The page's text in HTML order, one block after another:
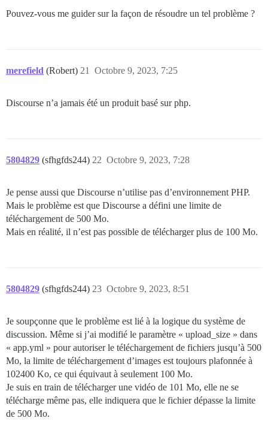
Pouvez-vous me guider sur la façon de résoudre un tel problème ?
merefield (Robert) Octobre 9, 2023, 7:25
21
Discourse n’a jamais été un produit basé sur php.
5804829 (sfhgfds244) Octobre 9, 2023, 7:28
22
Je pense aussi que Discourse n’utilise pas d’environnement PHP.
Mais le problème est que Discourse a défini une limite de
téléchargement de 500 Mo.
Mais en réalité, il n’est pas possible de télécharger plus de 100 Mo.
5804829 (sfhgfds244) Octobre 9, 2023, 8:51
23
Je soupçonne que le problème est lié à la logique du système de
discussion. Même si j’ai modifié le paramètre « upload_size » dans
« app.yml » pour autoriser le téléchargement de fichiers jusqu’à 500
Mo, la limite de téléchargement d’images est toujours plafonnée à
102400 Ko, ce qui équivaut à seulement 100 Mo.
Je suis en train de télécharger une vidéo de 101 Mo, elle ne se
télécharge même pas, elle indiquera que le fichier dépasse la limite
de 500 Mo.